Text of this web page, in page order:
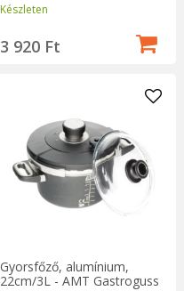
Készleten
3 920 Ft
Gyorsfőző, alumínium,
22cm/3L - AMT Gastroguss